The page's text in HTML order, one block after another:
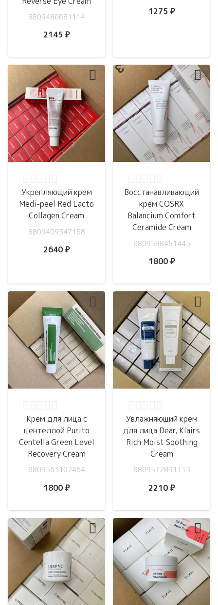
8809486681114
2145 ₽
1275 ₽
Укрепляющий крем
Medi-peel Red Lacto
Collagen Cream
8809409347158
2640 ₽
Восстанавливающий
крем COSRX
Balancium Comfort
Ceramide Cream
8809598451445
1800 ₽
Крем для лица с
центеллой Purito
Centella Green Level
Recovery Cream
8809563102464
1800 ₽
Увлажняющий крем
для лица Dear, Klairs
Rich Moist Soothing
Cream
8809572891113
2210 ₽